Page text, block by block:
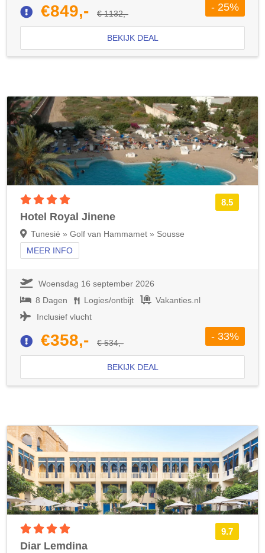
€849,- € 1132,-
- 25%
BEKIJK DEAL
8.5
Hotel Royal Jinene
Tunesië » Golf van Hammamet » Sousse
MEER INFO
Woensdag 16 september 2026
8 Dagen
Logies/ontbijt
Vakanties.nl
Inclusief vlucht
€358,- € 534,-
- 33%
BEKIJK DEAL
9.7
Diar Lemdina